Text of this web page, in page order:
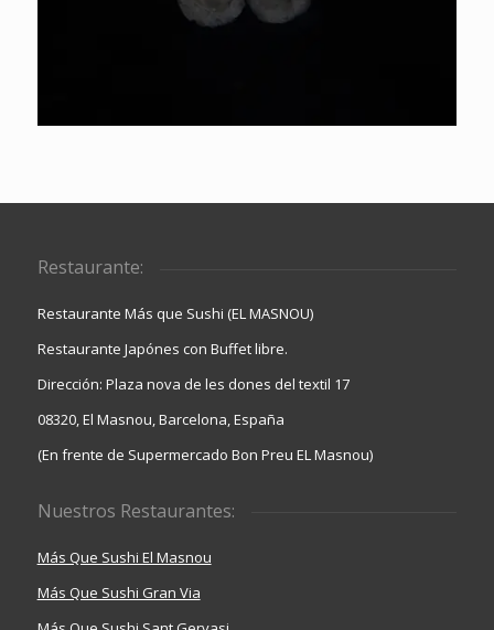
Restaurante:
Restaurante Más que Sushi (EL MASNOU)
Restaurante Japónes con Buffet libre.
Dirección: Plaza nova de les dones del textil 17
08320, El Masnou, Barcelona, España
(En frente de Supermercado Bon Preu EL Masnou)
Nuestros Restaurantes:
Más Que Sushi El Masnou
Más Que Sushi Gran Via